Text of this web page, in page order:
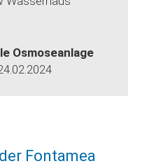
Osmoseanlage
Fontamea